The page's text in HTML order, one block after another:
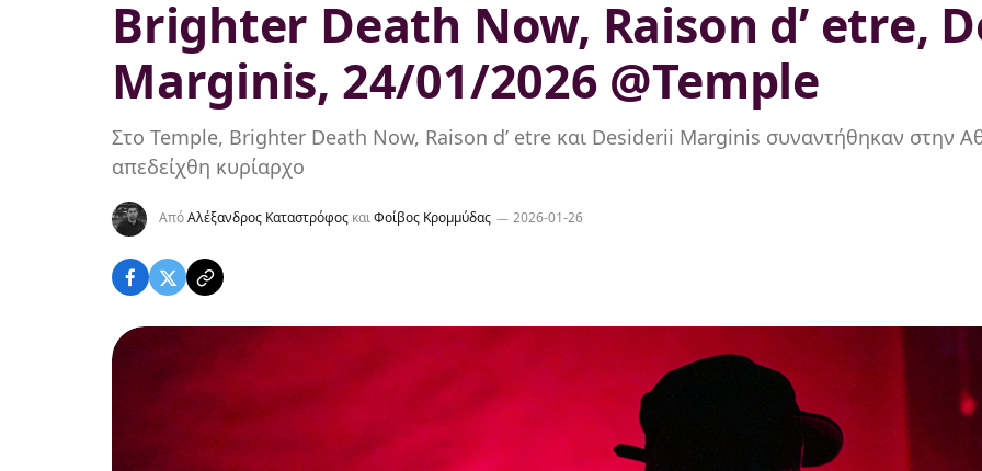
Brighter Death Now, Raison d’ etre,
Marginis, 24/01/2026 @Temple
Στο Temple, Brighter Death Now, Raison d’ etre και Desiderii Marginis συναντήθηκαν στην
απεδείχθη κυρίαρχο
ΑπόΑλέξανδρος Καταστρόφος καιΦοίβος Κρομμύδας 2026-01-26